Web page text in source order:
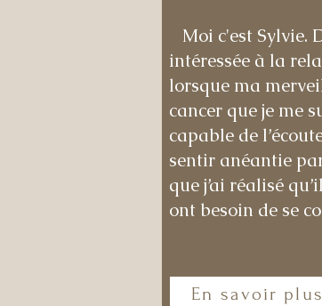
Moi c'est Sylvie.
intéressée à la
lorsque ma
cancer que je me
capable de
sentir anéantie
que j’ai réalisé
ont besoin de se
En savoir